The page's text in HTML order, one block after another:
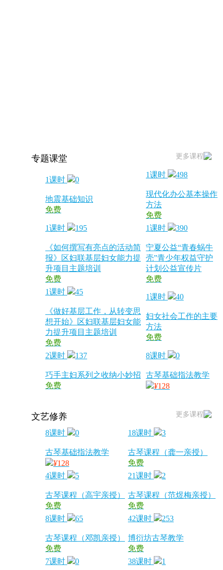
更多课程
专题课堂
1课时 0
地震基础知识
免费
1课时 498
现代化办公基本操作
方法
免费
1课时
195
《如何撰写有亮点的活动简
报》区妇联基层妇女能力提
升项目主题培训
免费
1课时 390
宁夏公益“青春蜗牛
壳”青少年权益守护
计划公益宣传片
免费
1课时
45
《做好基层工作，从转变思
想开始》区妇联基层妇女能
力提升项目主题培训
免费
1课时 40
妇女社会工作的主要
方法
免费
2课时 137
巧手主妇系列之收纳小妙招
免费
8课时 0
古琴基础指法教学
¥128
更多课程
文艺修养
8课时 0
古琴基础指法教学
¥128
18课时 3
古琴课程（龚一亲授）
免费
4课时
5
古琴课程（高宇亲授）
免费
21课时 2
古琴课程（范煜梅亲授）
免费
8课时
65
古琴课程（邓凯亲授）
免费
42课时 253
博衍坊古琴教学
免费
7课时
0 38课时 1